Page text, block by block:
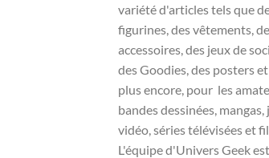
variété d'articles tels que
figurines, des vêtements,
accessoires, des jeux de
des Goodies, des posters
plus encore, pour les
bandes dessinées, mangas,
vidéo, séries télévisées et
L'équipe d'Univers Geek est